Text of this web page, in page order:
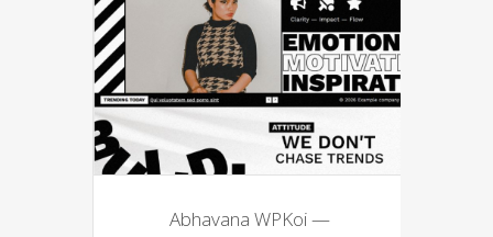
Abhavana WPKoi —